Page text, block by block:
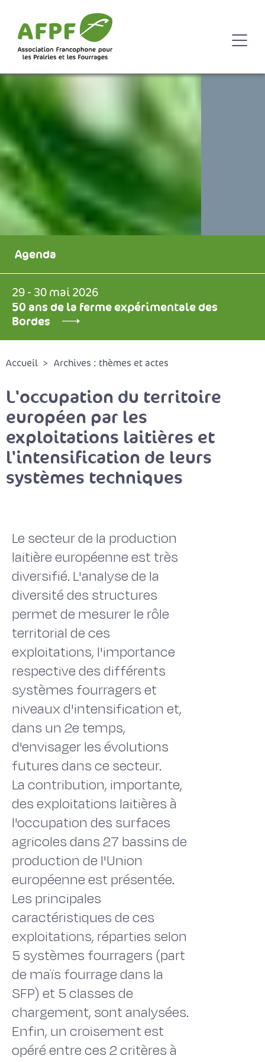
Agenda
29 - 30 mai 2026
50 ans de la ferme expérimentale des
Bordes
Accueil Archives : thèmes et actes
L'occupation du territoire
européen par les
exploitations laitières et
l'intensification de leurs
systèmes techniques
Le secteur de la production
laitière européenne est très
diversifié. L'analyse de la
diversité des structures
permet de mesurer le rôle
territorial de ces
exploitations, l'importance
respective des différents
systèmes fourragers et
niveaux d'intensification et,
dans un 2e temps,
d'envisager les évolutions
futures dans ce secteur.
La contribution, importante,
des exploitations laitières à
l'occupation des surfaces
agricoles dans 27 bassins de
production de l'Union
européenne est présentée.
Les principales
caractéristiques de ces
exploitations, réparties selon
5 systèmes fourragers (part
de maïs fourrage dans la
SFP) et 5 classes de
chargement, sont analysées.
Enfin, un croisement est
opéré entre ces 2 critères à